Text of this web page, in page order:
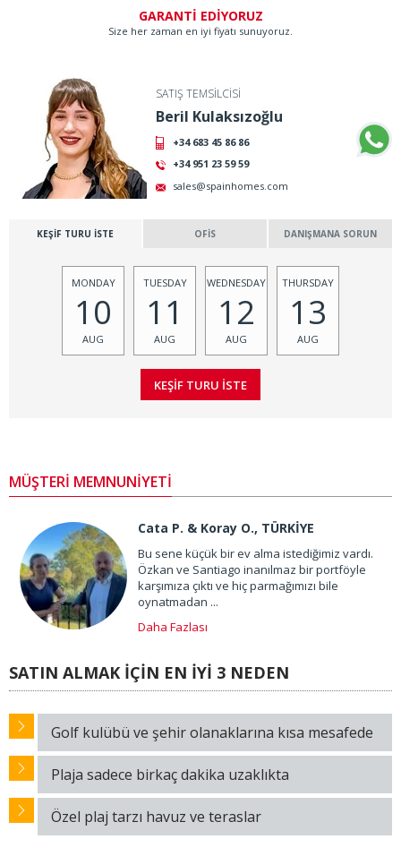
GARANTİ EDİYORUZ
Size her zaman en iyi fiyatı sunuyoruz.
SATIŞ TEMSİLCİSİ
Beril Kulaksızoğlu
+34 683 45 86 86
+34 951 23 59 59
sales@spainhomes.com
KEŞİF TURU İSTE OFİS DANIŞMANA SORUN
MONDAY
10
AUG
TUESDAY
11
AUG
WEDNESDAY
12
AUG
THURSDAY
13
AUG
MÜŞTERİ MEMNUNİYETİ
Cata P. & Koray O., TÜRKİYE
Bu sene küçük bir ev alma istediğimiz vardı.
Özkan ve Santiago inanılmaz bir portföyle
karşımıza çıktı ve hiç parmağımızı bile
oynatmadan ...
Daha Fazlası
SATIN ALMAK İÇİN EN İYİ 3 NEDEN
Golf kulübü ve şehir olanaklarına kısa mesafede
Plaja sadece birkaç dakika uzaklıkta
Özel plaj tarzı havuz ve teraslar